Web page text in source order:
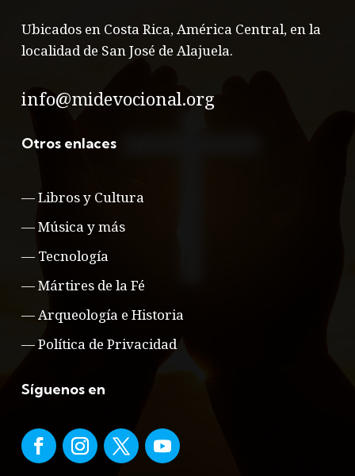
Ubicados en Costa Rica, América Central, en la
localidad de San José de Alajuela.
info@midevocional.org
Otros enlaces
—Libros y Cultura
—Música y más
— Tecnología
—Mártires de la Fé
—Arqueología e Historia
—Política de Privacidad
Síguenos en